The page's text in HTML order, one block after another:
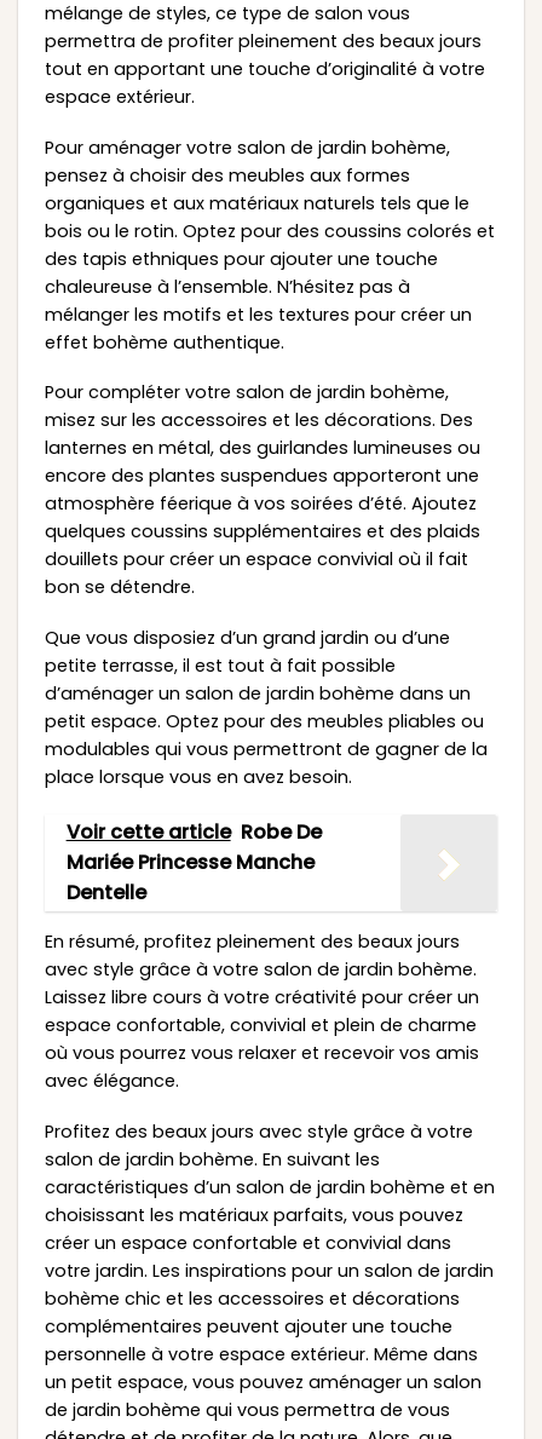
mélange de styles, ce type de salon vous
permettra de profiter pleinement des beaux jours
tout en apportant une touche d’originalité à votre
espace extérieur.
Pour aménager votre salon de jardin bohème,
pensez à choisir des meubles aux formes
organiques et aux matériaux naturels tels que le
bois ou le rotin. Optez pour des coussins colorés et
des tapis ethniques pour ajouter une touche
chaleureuse à l’ensemble. N’hésitez pas à
mélanger les motifs et les textures pour créer un
effet bohème authentique.
Pour compléter votre salon de jardin bohème,
misez sur les accessoires et les décorations. Des
lanternes en métal, des guirlandes lumineuses ou
encore des plantes suspendues apporteront une
atmosphère féerique à vos soirées d’été. Ajoutez
quelques coussins supplémentaires et des plaids
douillets pour créer un espace convivial où il fait
bon se détendre.
Que vous disposiez d’un grand jardin ou d’une
petite terrasse, il est tout à fait possible
d’aménager un salon de jardin bohème dans un
petit espace. Optez pour des meubles pliables ou
modulables qui vous permettront de gagner de la
place lorsque vous en avez besoin.
Voir cette article Robe De
Mariée Princesse Manche
Dentelle
En résumé, profitez pleinement des beaux jours
avec style grâce à votre salon de jardin bohème.
Laissez libre cours à votre créativité pour créer un
espace confortable, convivial et plein de charme
où vous pourrez vous relaxer et recevoir vos amis
avec élégance.
Profitez des beaux jours avec style grâce à votre
salon de jardin bohème. En suivant les
caractéristiques d’un salon de jardin bohème et en
choisissant les matériaux parfaits, vous pouvez
créer un espace confortable et convivial dans
votre jardin. Les inspirations pour un salon de jardin
bohème chic et les accessoires et décorations
complémentaires peuvent ajouter une touche
personnelle à votre espace extérieur. Même dans
un petit espace, vous pouvez aménager un salon
de jardin bohème qui vous permettra de vous